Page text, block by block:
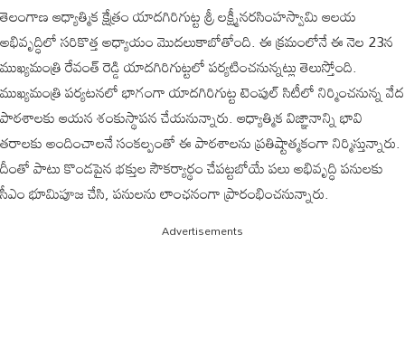
తెలంగాణ ఆధ్యాత్మిక క్షేత్రం యాదగిరిగుట్ట శ్రీ లక్ష్మీనరసింహస్వామి ఆలయ
అభివృద్ధిలో సరికొత్త అధ్యాయం మొదలుకాబోతోంది. ఈ క్రమంలోనే ఈ నెల 23న
ముఖ్యమంత్రి రేవంత్ రెడ్డి యాదగిరిగుట్టలో పర్యటించనున్నట్లు తెలుస్తోంది.
ముఖ్యమంత్రి పర్యటనలో భాగంగా యాదగిరిగుట్ట టెంపుల్ సిటీలో నిర్మించనున్న వేద
పాఠశాలకు ఆయన శంకుస్థాపన చేయనున్నారు. ఆధ్యాత్మిక విజ్ఞానాన్ని భావి
తరాలకు అందించాలనే సంకల్పంతో ఈ పాఠశాలను ప్రతిష్టాత్మకంగా నిర్మిస్తున్నారు.
దీంతో పాటు కొండపైన భక్తుల సౌకర్యార్థం చేపట్టబోయే పలు అభివృద్ధి పనులకు
సీఎం భూమిపూజ చేసి, పనులను లాంఛనంగా ప్రారంభించనున్నారు.
Advertisements